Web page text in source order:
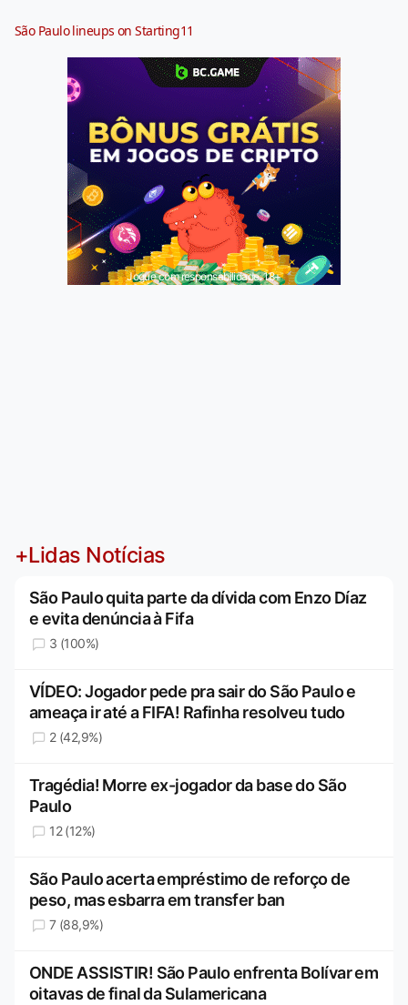
São Paulo lineups on Starting11
Jogue com responsabilidade. 18+
+Lidas Notícias
São Paulo quita parte da dívida com Enzo Díaz
e evita denúncia à Fifa
3 (100%)
VÍDEO: Jogador pede pra sair do São Paulo e
ameaça ir até a FIFA! Rafinha resolveu tudo
2 (42,9%)
Tragédia! Morre ex-jogador da base do São
Paulo
12 (12%)
São Paulo acerta empréstimo de reforço de
peso, mas esbarra em transfer ban
7 (88,9%)
ONDE ASSISTIR! São Paulo enfrenta Bolívar em
oitavas de final da Sulamericana